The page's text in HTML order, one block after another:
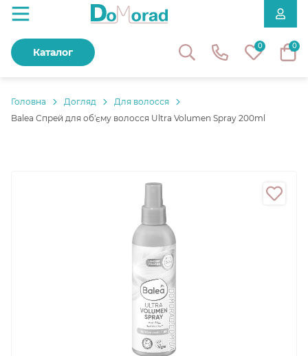
0 0
Каталог
Головнa Догляд
Для волосся
Balea Спрей для об'єму волосся Ultra Volumen Spray 200ml